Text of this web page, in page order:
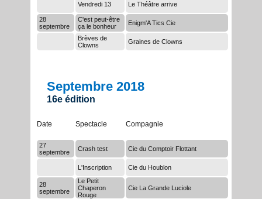
Vendredi 13 Le Théâtre arrive
28
septembre
C'est peut-être
ça le bonheur
Enigm'A Tics Cie
Brèves de
Clowns
Graines de Clowns
Septembre 2018
16e édition
Date Spectacle Compagnie
27
septembre
Crash test Cie du Comptoir Flottant
L'Inscription Cie du Houblon
28
septembre
Le Petit
Chaperon
Rouge
Cie La Grande Luciole